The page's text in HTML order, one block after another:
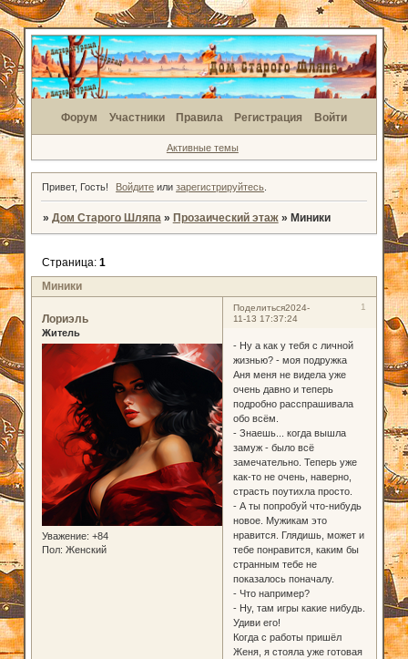
Форум Участники Правила Регистрация Войти
Активные темы
Привет, Гость! Войдите илизарегистрируйтесь
» Дом Старого Шляпа » Прозаический этаж » Миники
Миники
Страница: 1
Поделиться 1
2024-
11-13 17:37:24
Лориэль
Житель
Уважение: +84
Пол: Женский
- Ну а как у тебя с личной
жизнью? - моя подружка
Аня меня не видела уже
очень давно и теперь
подробно расспрашивала
обо всём.
- Знаешь... когда вышла
замуж - было всё
замечательно. Теперь уже
как-то не очень, наверно,
страсть поутихла просто.
- А ты попробуй что-нибудь
новое. Мужикам это
нравится. Глядишь, может и
тебе понравится, каким бы
странным тебе не
показалось поначалу.
- Что например?
- Ну, там игры какие нибудь.
Удиви его!
Когда с работы пришёл
Женя, я стояла уже готовая